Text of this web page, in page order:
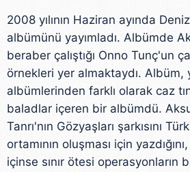
2008 yılının Haziran ayında Deniz
albümünü yayımladı. Albümde
beraber çalıştığı Onno Tunç'un
örnekleri yer almaktaydı. Albüm,
albümlerinden farklı olarak caz
baladlar içeren bir albümdü.
Tanrı'nın Gözyaşları şarkısını
ortamının oluşması için
içinse sınır ötesi operasyonların